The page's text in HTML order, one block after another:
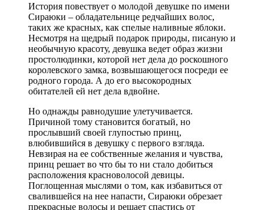
История повествует о молодой девушке по имени
Cираюки – обладательнице редчайших волос,
таких же красных, как спелые наливные яблоки.
Несмотря на щедрый подарок природы, писаную и
необычную красоту, девушка ведет образ жизни
простолюдинки, которой нет дела до роскошного
королевского замка, возвышающегося посреди ее
родного города. А до его высокородных
обитателей ей нет дела вдвойне.
Но однажды равнодушие улетучивается.
Причиной тому становится богатый, но
прослывший своей глупостью принц,
влюбившийся в девушку с первого взгляда.
Невзирая на ее собственные желания и чувства,
принц решает во что бы то ни стало добиться
расположения красноволосой девицы.
Поглощенная мыслями о том, как избавиться от
свалившейся на нее напасти, Cираюки обрезает
прекрасные волосы и решает спастись от